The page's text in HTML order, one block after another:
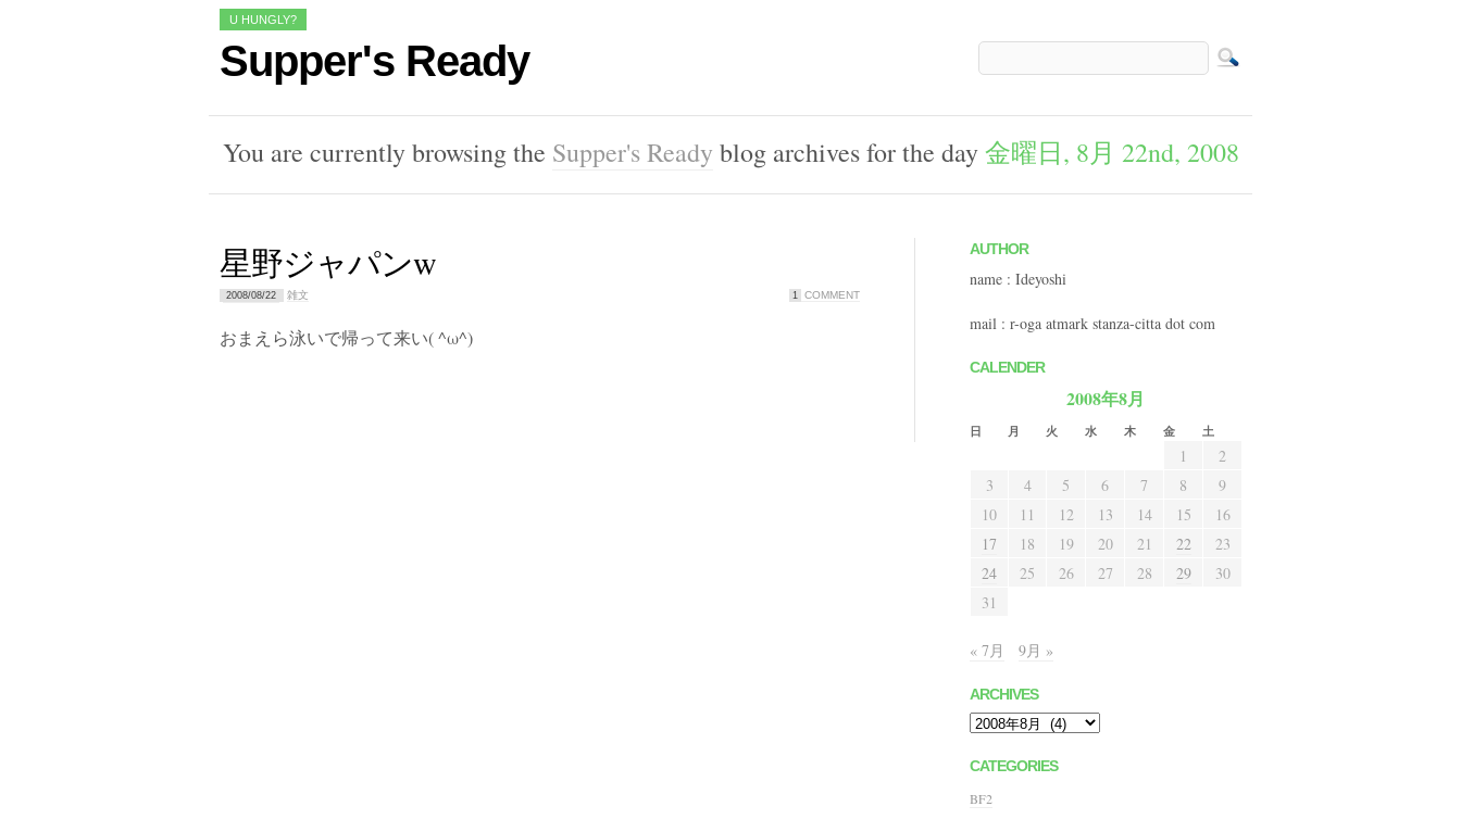
U HUNGLY?
Supper's Ready
You are currently browsing the Supper's Ready blog archives for the day金曜日, 8月 22nd, 2008
星野ジャパンw
2008/08/22 雑文 1 COMMENT
おまえら泳いで帰って来い( ^ω^)
AUTHOR
name : Ideyoshi
mail : r-oga atmark stanza-citta dot com
CALENDER
2008年8月
日 月 火 水 木 金 土
1
2
3
4 5 6 7 8
9
10
11 12 13 14 15
16
17
18 19 20 21 22
23
24
25 26 27 28 29
30
31
« 7月 9月 »
ARCHIVES
Archives
CATEGORIES
BF2